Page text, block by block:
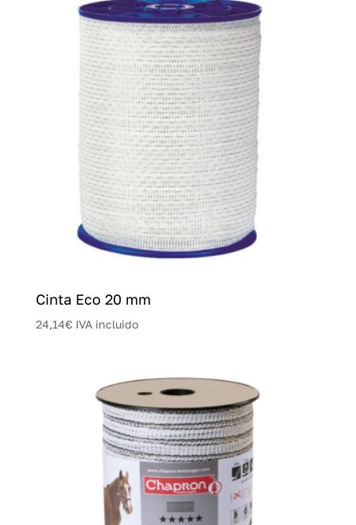
Cinta Eco 20 mm
24,14€ IVA incluido